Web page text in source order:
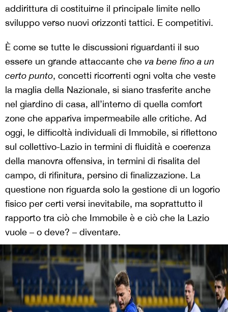
addirittura di costituirne il principale limite nello
sviluppo verso nuovi orizzonti tattici. E competitivi.
È come se tutte le discussioni riguardanti il suo
essere un grande attaccante che va bene fino a un
certo punto, concetti ricorrenti ogni volta che veste
la maglia della Nazionale, si siano trasferite anche
nel giardino di casa, all’interno di quella comfort
zone che appariva impermeabile alle critiche. Ad
oggi, le difficoltà individuali di Immobile, si riflettono
sul collettivo-Lazio in termini di fluidità e coerenza
della manovra offensiva, in termini di risalita del
campo, di rifinitura, persino di finalizzazione. La
questione non riguarda solo la gestione di un logorio
fisico per certi versi inevitabile, ma soprattutto il
rapporto tra ciò che Immobile è e ciò che la Lazio
vuole – o deve? – diventare.